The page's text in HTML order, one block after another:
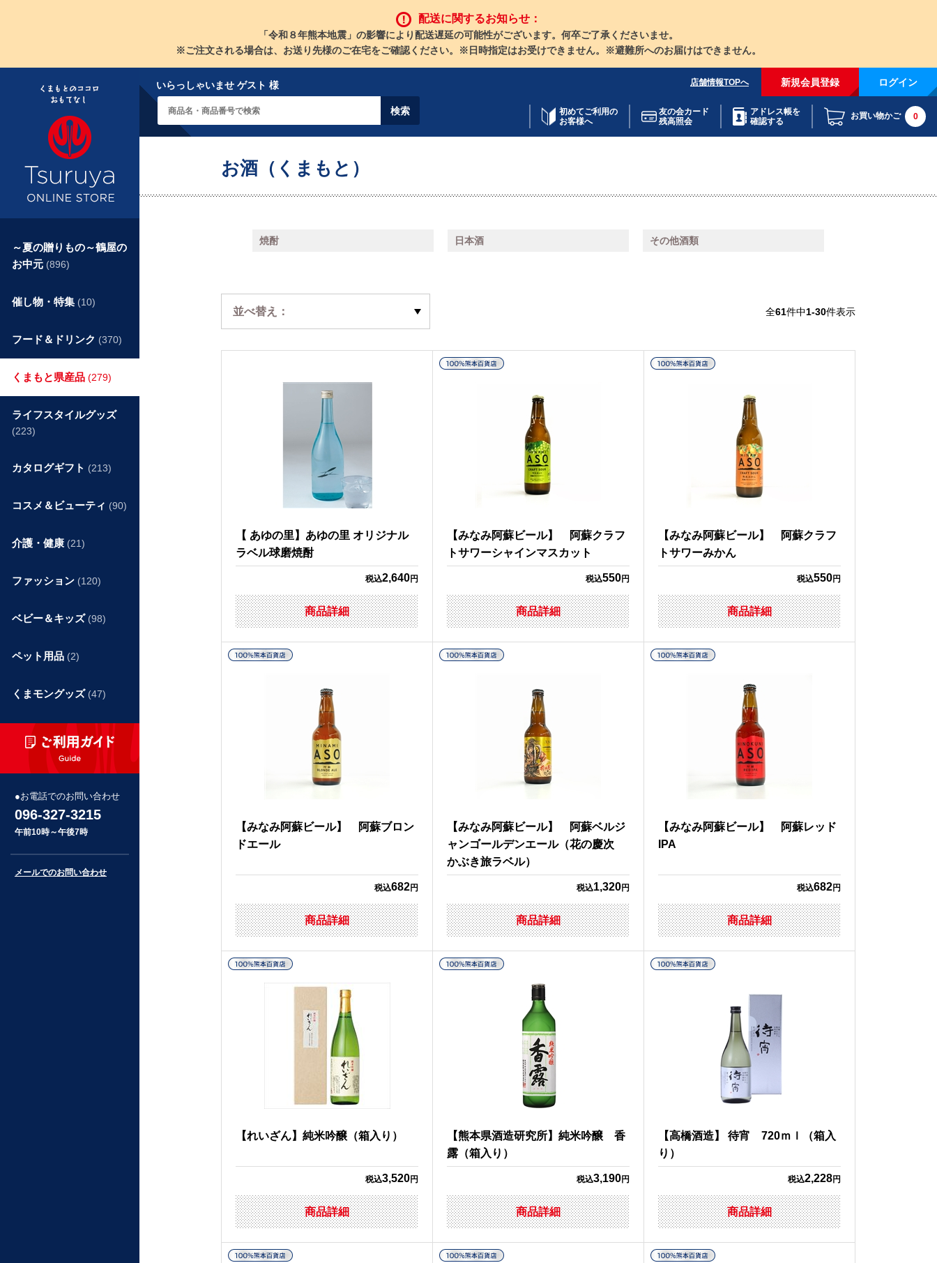
配送に関するお知らせ：
「令和８年熊本地震」の影響により配送遅延の可能性がございます。何卒ご了承くださいませ。
※ご注文される場合は、お送り先様のご在宅をご確認ください。※日時指定はお受けできません。※避難所へのお届けはできません。
いらっしゃいませ ゲスト 様 店舗情報TOPへ 新規会員登録 ログイン
初めてご利用の
お客様へ
友の会カード
残高照会
アドレス帳を
確認する
お買い物かご 0
お酒（くまもと）
焼酎 日本酒 その他酒類
並べ替え： 全61件中1-30件表示
【 あゆの里】あゆの里 オリジナル
ラベル球磨焼酎
税込2,640円
商品詳細
【みなみ阿蘇ビール】 阿蘇クラフ
トサワーシャインマスカット
税込550円
商品詳細
【みなみ阿蘇ビール】 阿蘇クラフ
トサワーみかん
税込550円
商品詳細
【みなみ阿蘇ビール】 阿蘇ブロン
ドエール
税込682円
商品詳細
【みなみ阿蘇ビール】 阿蘇ベルジ
ャンゴールデンエール（花の慶次
かぶき旅ラベル）
税込1,320円
商品詳細
【みなみ阿蘇ビール】 阿蘇レッド
IPA
税込682円
商品詳細
【れいざん】純米吟醸（箱入り）
税込3,520円
商品詳細
【熊本県酒造研究所】純米吟醸 香
露（箱入り）
税込3,190円
商品詳細
【高橋酒造】 待宵 720ｍｌ（箱入
り）
税込2,228円
商品詳細
～夏の贈りもの～鶴屋の
お中元 (896)
催し物・特集 (10)
フード＆ドリンク (370)
くまもと県産品 (279)
ライフスタイルグッズ
(223)
カタログギフト (213)
コスメ＆ビューティ (90)
介護・健康 (21)
ファッション (120)
ベビー＆キッズ (98)
ペット用品 (2)
くまモングッズ (47)
お電話でのお問い合わせ
096-327-3215
午前10時～午後7時
メールでのお問い合わせ